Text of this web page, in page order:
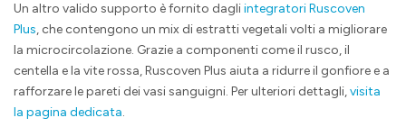
Un altro valido supporto è fornito dagliintegratori Ruscoven
Plus, che contengono un mix di estratti vegetali volti a migliorare
la microcircolazione. Grazie a componenti come il rusco, il
centella e la vite rossa, Ruscoven Plus aiuta a ridurre il gonfiore e a
rafforzare le pareti dei vasi sanguigni. Per ulteriori dettagli,visita
la pagina dedicata.